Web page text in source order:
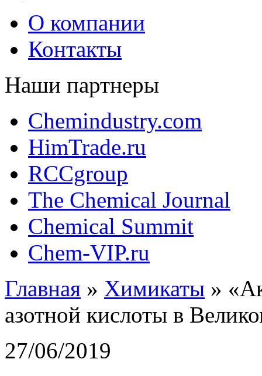
О компании
Контакты
Наши партнеры
Chemindustry.com
HimTrade.ru
RCCgroup
The Chemical Journal
Chemical Summit
Chem-VIP.ru
Главная » Химикаты »
азотной кислоты в
27/06/2019